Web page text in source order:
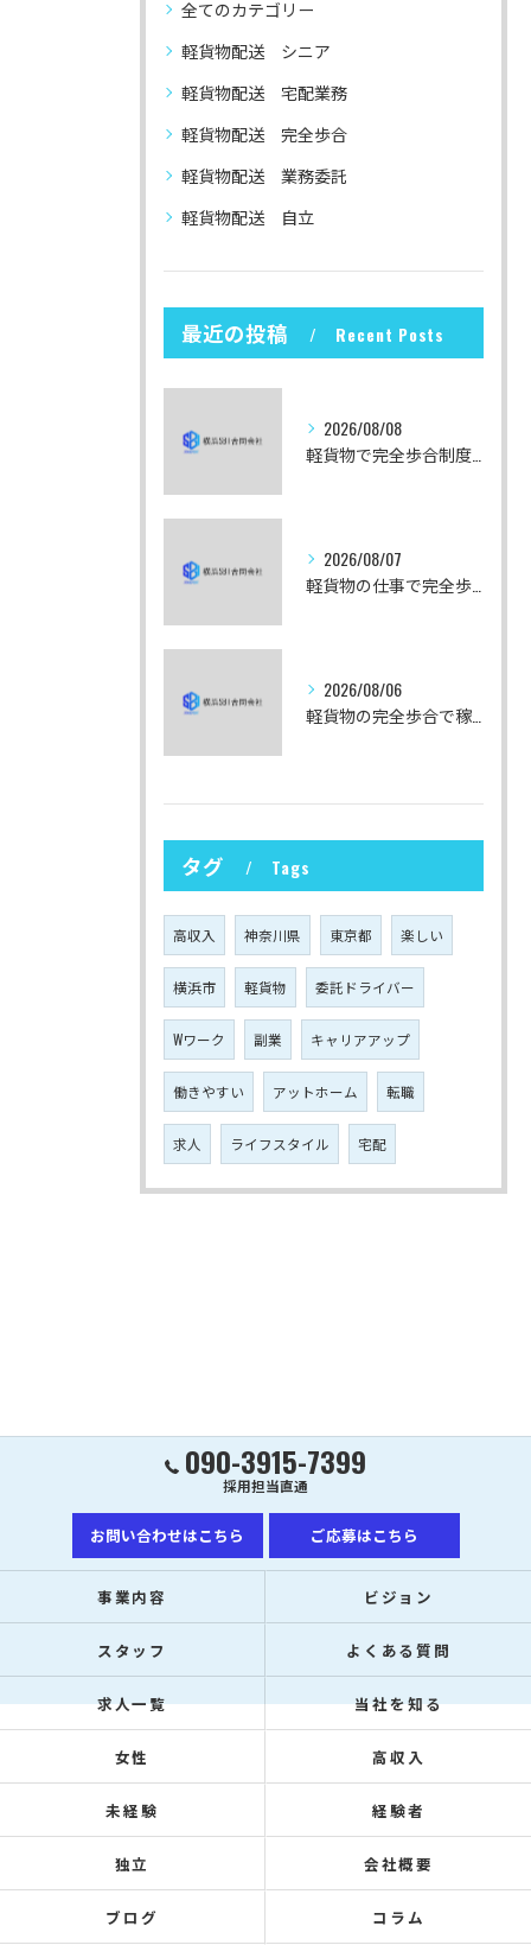
全てのカテゴリー
軽貨物配送 シニア
軽貨物配送 宅配業務
軽貨物配送 完全歩合
軽貨物配送 業務委託
軽貨物配送 自立
最近の投稿 Recent Posts
2026/08/08
2026/08/07
2026/08/06
タグ Tags
高収入 神奈川県 東京都 楽しい
横浜市 軽貨物 委託ドライバー
Wワーク 副業 キャリアアップ
働きやすい アットホーム 転職
求人 ライフスタイル 宅配
090-3915-7399
採用担当直通
お問い合わせはこちら ご応募はこちら
事業内容 ビジョン
スタッフ よくある質問
求人一覧 当社を知る
女性 高収入
未経験 経験者
独立 会社概要
ブログ コラム